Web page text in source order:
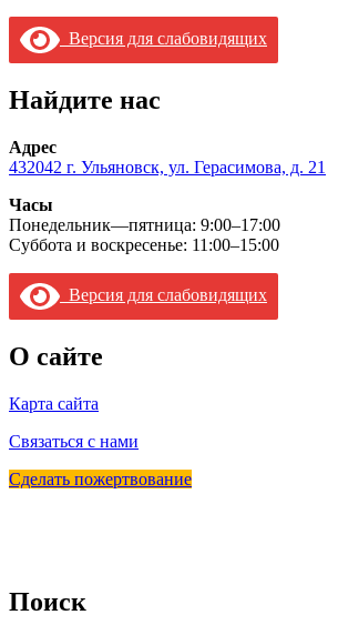
Версия для слабовидящих
Найдите нас
Адрес
432042 г. Ульяновск, ул. Герасимова, д. 21
Часы
Понедельник—пятница: 9:00–17:00
Суббота и воскресенье: 11:00–15:00
Версия для слабовидящих
О сайте
Карта сайта
Связаться с нами
Сделать пожертвование
Поиск